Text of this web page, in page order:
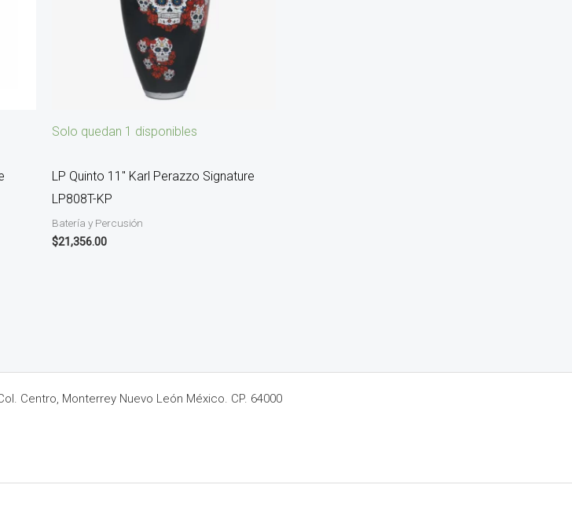
Solo quedan 1 disponibles
LP Quinto 11″ Karl Perazzo Signature
LP808T-KP
Batería y Percusión
$21,356.00
Centro, Monterrey Nuevo León México. CP. 64000